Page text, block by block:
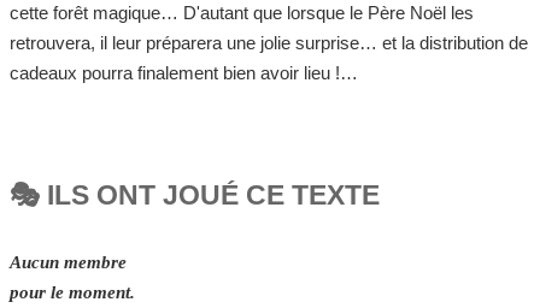
cette forêt magique… D'autant que lorsque le Père Noël les
retrouvera, il leur préparera une jolie surprise… et la distribution de
cadeaux pourra finalement bien avoir lieu !…
🎭 ILS ONT JOUÉ CE TEXTE
Aucun membre
pour le moment.